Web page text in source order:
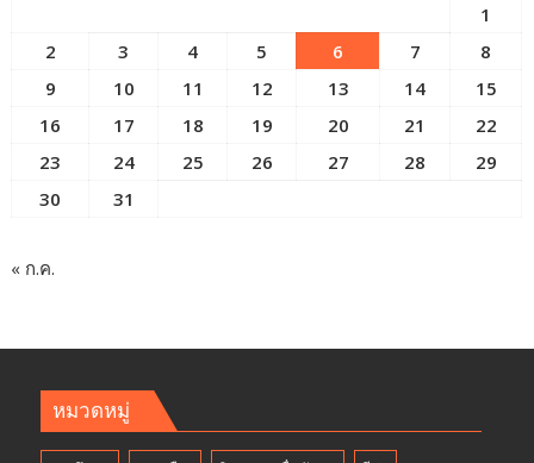
1
2
3 4 5 6 7
8
9
10 11 12 13 14
15
16
17 18 19 20 21
22
23
24 25 26 27 28
29
30
31
« ก.ค.
หมวดหมู่